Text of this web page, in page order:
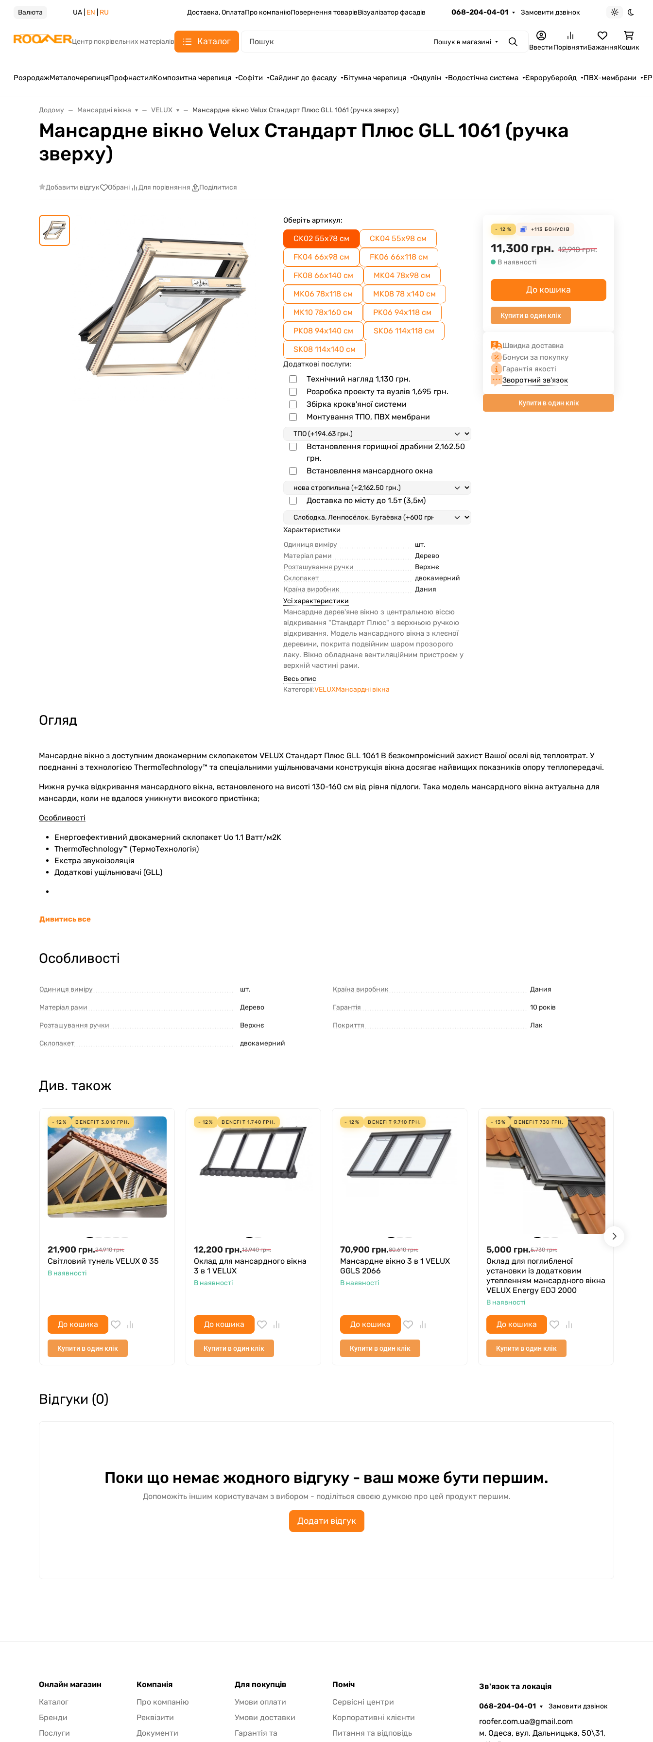
Валюта UA | EN RU Доставка, ОплатаПро компаніюПовернення товарівВізуалізатор фасадів 068-204-04-01 Замовити дзвінок
Light theme
Dark
Центр покрівельних матеріалів Каталог Пошук в магазині ПошукВвестиПорівнятиБажанняКошик
РозродажМеталочерепицяПрофнастилКомпозитна черепиця Софіти Сайдинг до фасаду Бітумна черепиця Ондулін Водостічна система Євроруберойд ПВХ-мембрани
Додому Мансардні вікна VELUX Мансардне вікно Velux Стандарт Плюс GLL 1061 (ручка зверху)
Мансардне вікно Velux Стандарт Плюс GLL 1061 (ручка
зверху)
Добавити відгук Обрані Для порівняння Поділитися
Оберіть артикул:
CK02 55x78 см
CK04 55x98 см
FK04 66x98 см
FK06 66x118 см
FK08 66х140 см
МK04 78x98 см
МK06 78x118 см
МK08 78 x140 см
MK10 78x160 см
PK06 94x118 см
PK08 94x140 см
SK06 114x118 см
SK08 114x140 см
Додаткові послуги:
Технічний нагляд1,130 грн.
Розробка проекту та вузлів1,695 грн.
Збірка крокв'яної системи
Монтування ТПО, ПВХ мембрани
Встановлення горищної драбини2,162.50
грн.
Встановлення мансардного окна
Доставка по місту до 1.5т (3,5м)
Характеристики
Одиниця виміру
шт.
Матеріал рами
Дерево
Розташування ручки
Верхнє
Склопакет
двокамерний
Країна виробник
Дания
Усі характеристики
Мансардне дерев'яне вікно з центральною віссю
відкривання "Стандарт Плюс" з верхньою ручкою
відкривання. Модель мансардного вікна з клеєної
деревини, покрита подвійним шаром прозорого
лаку. Вікно обладнане вентиляційним пристроєм у
верхній частині рами.
Весь опис
Категорії:VELUXМансардні вікна
- 12 % +113 БОНУСІВ
11,300 грн. 12,910 грн.
В наявності
До кошика
Купити в один клік
Швидка доставка
Бонуси за покупку
Гарантія якості
Зворотний зв'язок
Купити в один клік
Огляд
Мансардне вікно з доступним двокамерним склопакетом VELUX Стандарт Плюс GLL 1061 B безкомпромісний захист Вашої оселі від тепловтрат. У
поєднанні з технологією ThermoTechnology™ та спеціальними ущільнювачами конструкція вікна досягає найвищих показників опору теплопередачі.
Нижня ручка відкривання мансардного вікна, встановленого на висоті 130-160 см від рівня підлоги. Така модель мансардного вікна актуальна для
мансарди, коли не вдалося уникнути високого пристінка;
Особливості
Енергоефективний двокамерний склопакет Uо 1.1 Ватт/м2K
ThermoTechnology™ (ТермоТехнологія)
Екстра звукоізоляція
Додаткові ущільнювачі (GLL)
Дивитись все
Особливості
Одиниця виміру шт.
Матеріал рами Дерево
Розташування ручки Верхнє
Склопакет двокамерний
Країна виробник Дания
Гарантія 10 років
Покриття Лак
Див. також
- 12% BENEFIT 3,010 ГРН.
21,900 грн.24,910 грн.
Світловий тунель VELUX Ø 35
В наявності
До кошика
Купити в один клік
- 12% BENEFIT 1,740 ГРН.
12,200 грн.13,940 грн.
Оклад для мансардного вікна
3 в 1 VELUX
В наявності
До кошика
Купити в один клік
- 12% BENEFIT 9,710 ГРН.
70,900 грн.80,610 грн.
Мансардне вікно 3 в 1 VELUX
GGLS 2066
В наявності
До кошика
Купити в один клік
- 13% BENEFIT 730 ГРН.
5,000 грн.5,730 грн.
Оклад для поглибленої
установки із додатковим
утепленням мансардного вікна
VELUX Energy EDJ 2000
В наявності
До кошика
Купити в один клік
Відгуки (0)
Поки що немає жодного відгуку - ваш може бути першим.
Допоможіть іншим користувачам з вибором - поділіться своєю думкою про цей продукт першим.
Додати відгук
Онлайн магазин
Каталог
Бренди
Послуги
Компанія
Про компанію
Реквізити
Документи
Для покупців
Умови оплати
Умови доставки
Гарантія та
Поміч
Сервісні центри
Корпоративні клієнти
Питання та відповідь
Зв'язок та локація
068-204-04-01 Замовити дзвінок
roofer.com.ua@gmail.com
м. Одеса, вул. Дальницька, 50\31,
ROOFER
AI помічник